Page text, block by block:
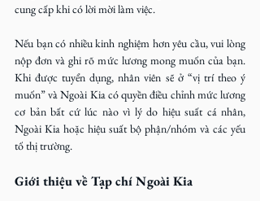
cung cấp khi có lời mời làm việc.
Nếu bạn có nhiều kinh nghiệm hơn yêu cầu, vui lòng
nộp đơn và ghi rõ mức lương mong muốn của bạn.
Khi được tuyển dụng, nhân viên sẽ ở “vị trí theo ý
muốn” và Ngoài Kia có quyền điều chỉnh mức lương
cơ bản bất cứ lúc nào vì lý do hiệu suất cá nhân,
Ngoài Kia hoặc hiệu suất bộ phận/nhóm và các yếu
tố thị trường.
Giới thiệu về Tạp chí Ngoài Kia